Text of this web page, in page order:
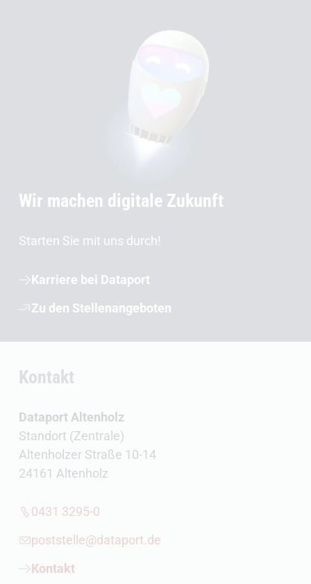
Wir machen digitale Zukunft
Starten Sie mit uns durch!
Karriere bei Dataport
Zu den Stellenangeboten
Kontakt
Dataport Altenholz
Standort (Zentrale)
Altenholzer Straße 10-14
24161 Altenholz
0431 3295-0
poststelle@dataport.de
Kontakt